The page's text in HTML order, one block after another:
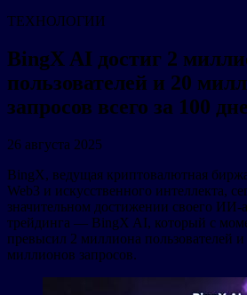
ТЕХНОЛОГИИ
BingX AI достиг 2
пользователей и 20
запросов всего за 100
26 августа 2025
BingX, ведущая криптовалютная
Web3 и искусственного интеллекта,
значительном достижении своего ИИ-
трейдинга — BingX AI, который с
превысил 2 миллиона пользователей и
миллионов запросов.